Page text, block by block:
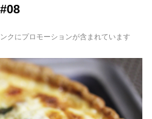
クにプロモーションが含まれています